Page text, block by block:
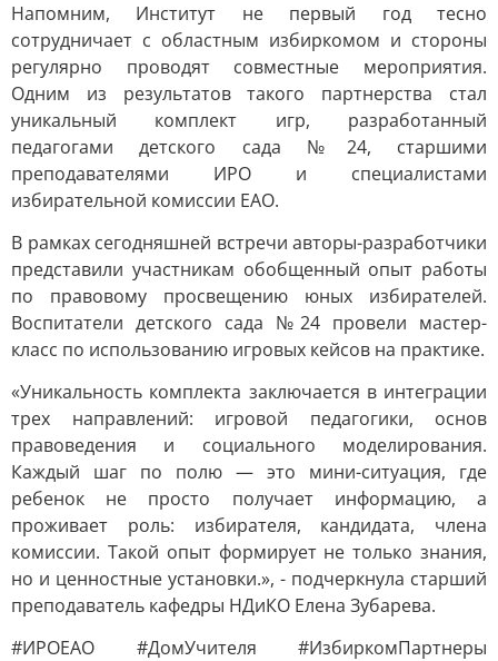
Напомним, Институт не первый год тесно
сотрудничает с областным избиркомом и стороны
регулярно проводят совместные мероприятия.
Одним из результатов такого партнерства стал
уникальный комплект игр, разработанный
педагогами детского сада №24, старшими
преподавателями ИРО и специалистами
избирательной комиссии ЕАО.
В рамках сегодняшней встречи авторы-разработчики
представили участникам обобщенный опыт работы
по правовому просвещению юных избирателей.
Воспитатели детского сада №24 провели мастер-
класс по использованию игровых кейсов на практике.
«Уникальность комплекта заключается в интеграции
трех направлений: игровой педагогики, основ
правоведения и социального моделирования.
Каждый шаг по полю — это мини-ситуация, где
ребенок не просто получает информацию, а
проживает роль: избирателя, кандидата, члена
комиссии. Такой опыт формирует не только знания,
но и ценностные установки.», - подчеркнула старший
преподаватель кафедры НДиКО Елена Зубарева.
#ИРОЕАО #ДомУчителя #ИзбиркомПартнеры